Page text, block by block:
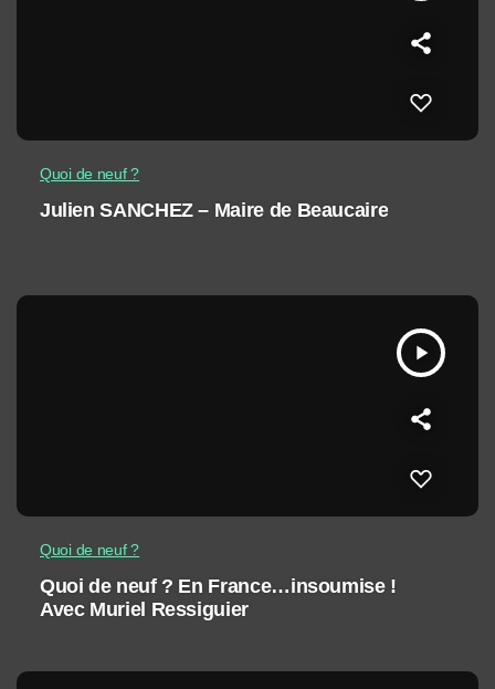
Quoi de neuf ?
Julien SANCHEZ – Maire de Beaucaire
play_arrow
Quoi de neuf ?
Quoi de neuf ? En France…insoumise !
Avec Muriel Ressiguier